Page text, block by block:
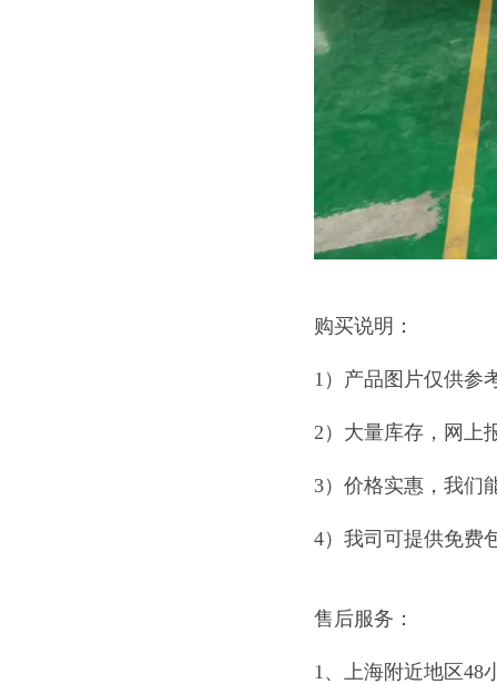
购买说明：
1）产品图片仅供参
2）大量库存，网上
3）价格实惠，我们
4）我司可提供免费
售后服务：
1、上海附近地区48